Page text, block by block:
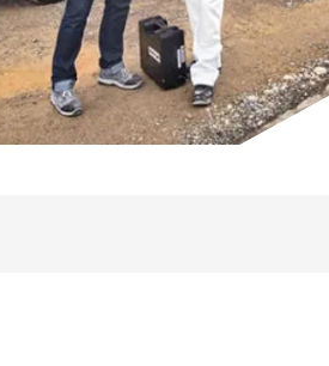
Storbritannia
Sveits
Sverige
Tyskland